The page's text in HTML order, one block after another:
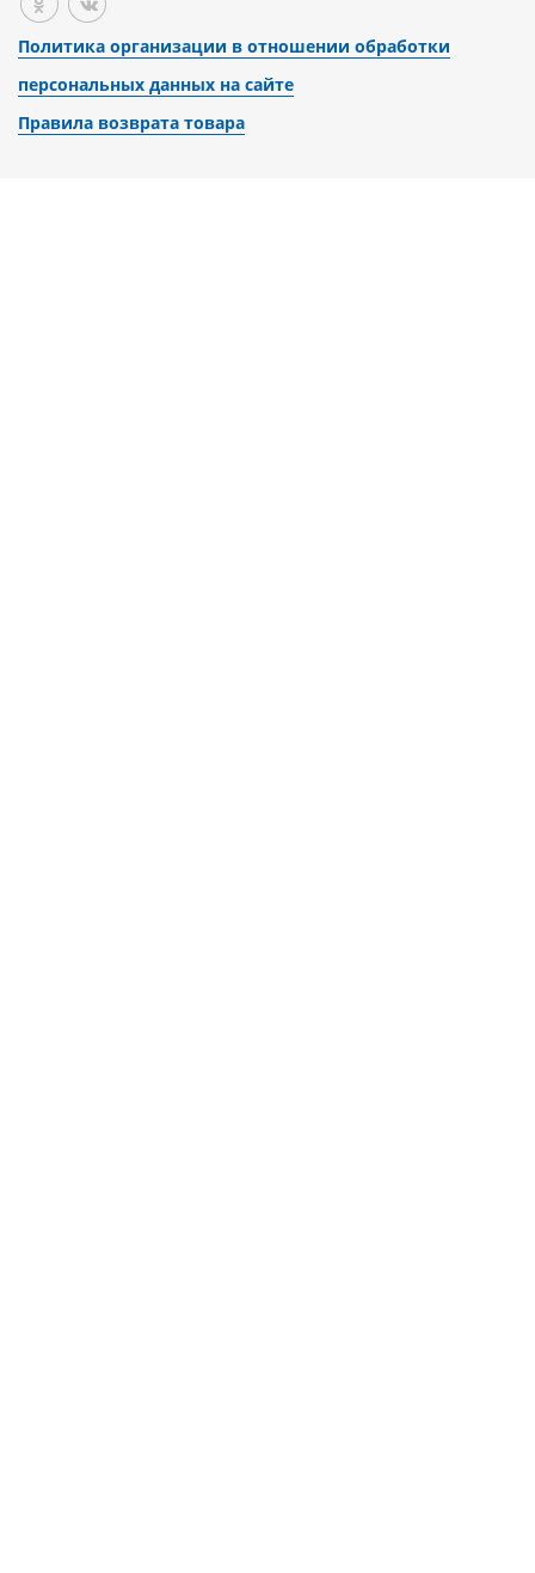
Политика организации в отношении обработки
персональных данных на сайте
Правила возврата товара